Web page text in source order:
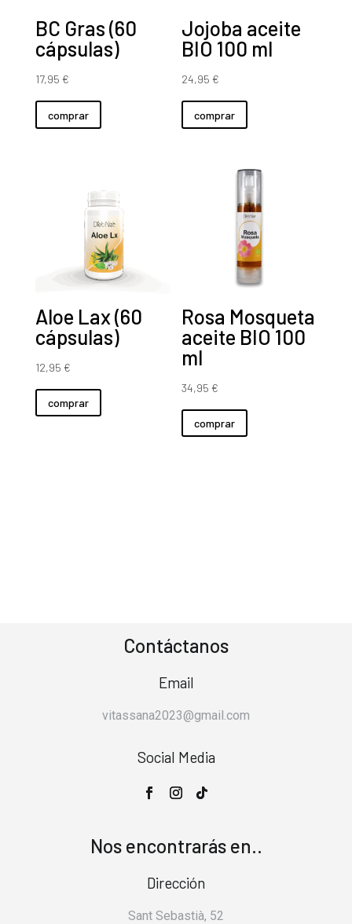
BC Gras (60
cápsulas)
17,95 €
comprar
Jojoba aceite
BIO 100 ml
24,95 €
comprar
Aloe Lax (60
cápsulas)
12,95 €
comprar
Rosa Mosqueta
aceite BIO 100
ml
34,95 €
comprar
Contáctanos
Email
vitassana2023@gmail.com
Social Media
Nos encontrarás en..
Dirección
Sant Sebastià, 52